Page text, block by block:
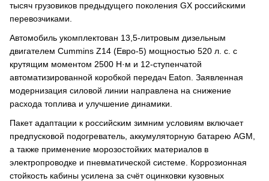
тысяч грузовиков предыдущего поколения GX российскими
перевозчиками.
Автомобиль укомплектован 13,5-литровым дизельным
двигателем Cummins Z14 (Евро-5) мощностью 520 л. с. с
крутящим моментом 2500 Н·м и 12-ступенчатой
автоматизированной коробкой передач Eaton. Заявленная
модернизация силовой линии направлена на снижение
расхода топлива и улучшение динамики.
Пакет адаптации к российским зимним условиям включает
предпусковой подогреватель, аккумуляторную батарею AGM,
а также применение морозостойких материалов в
электропроводке и пневматической системе. Коррозионная
стойкость кабины усилена за счёт оцинковки кузовных